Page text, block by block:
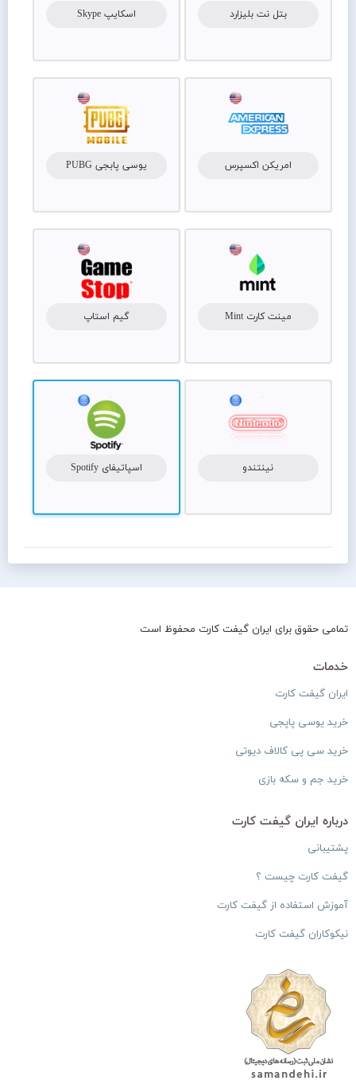
بتل نت بلیزارد اسکایپ Skype
امریکن اکسپرس یوسی پابجی PUBG
مینت کارت Mint گیم استاپ
نینتندو اسپاتیفای Spotify
تمامی حقوق برای ایران گیفت کارت محفوظ است
خدمات
ایران گیفت کارت
خرید یوسی پاپجی
خرید سی پی کالاف دیوتی
خرید جم و سکه بازی
درباره ایران گیفت کارت
پشتیبانی
گیفت کارت چیست ؟
آموزش استفاده از گیفت کارت
نیکوکاران گیفت کارت